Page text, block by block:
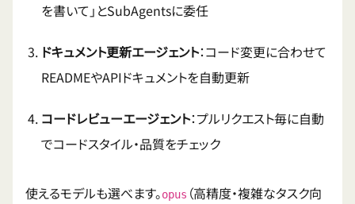
を書いて」とSubAgentsに委任
ドキュメント更新エージェント：コード変更に合わせて
READMEやAPIドキュメントを自動更新
コードレビューエージェント：プルリクエスト毎に自動
でコードスタイル・品質をチェック
使えるモデルも選べます。opus （高精度・複雑なタスク向